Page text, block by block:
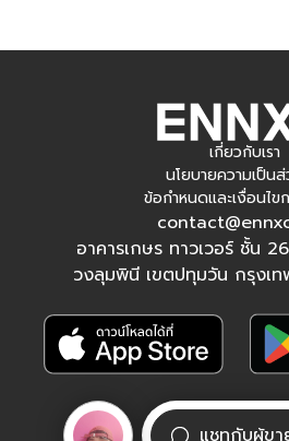
แชทกับผู้ขา
เกี่ยวกับเรา
นโยบายความเป็น
ข้อกำหนดและเงื่อนไข
อาคารเกษร ทาวเวอร์ ชั้น
วงลุมพินี เขตปทุมวัน กรุงเ
ติดตามเรา